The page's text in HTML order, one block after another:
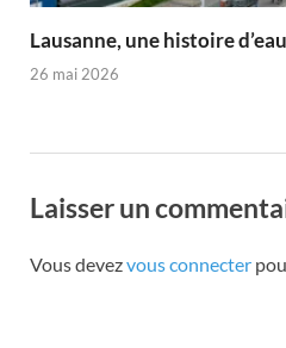
Lausanne, une histoire d’eau
26 mai 2026
Laisser un
Vous devezvous connecter